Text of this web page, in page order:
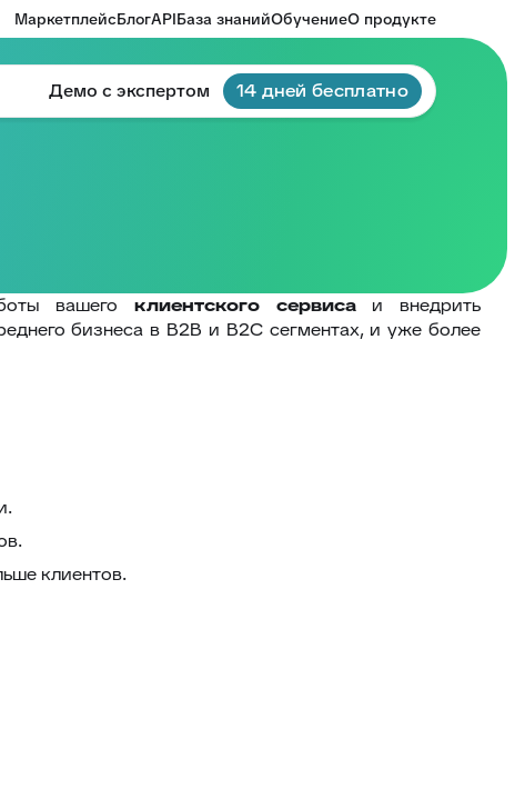
МаркетплейсБлогAPIБаза знанийОбучениеО продукте
Демо с экспертом 14 дней бесплатно
вашего клиентского сервисаи внедрить
бизнеса в B2B и B2C сегментах, и уже более
клиентов.